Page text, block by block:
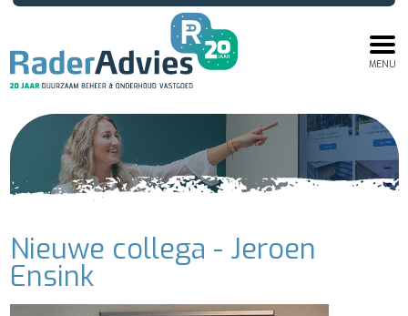
MENU
Nieuwe collega - Jeroen
Ensink